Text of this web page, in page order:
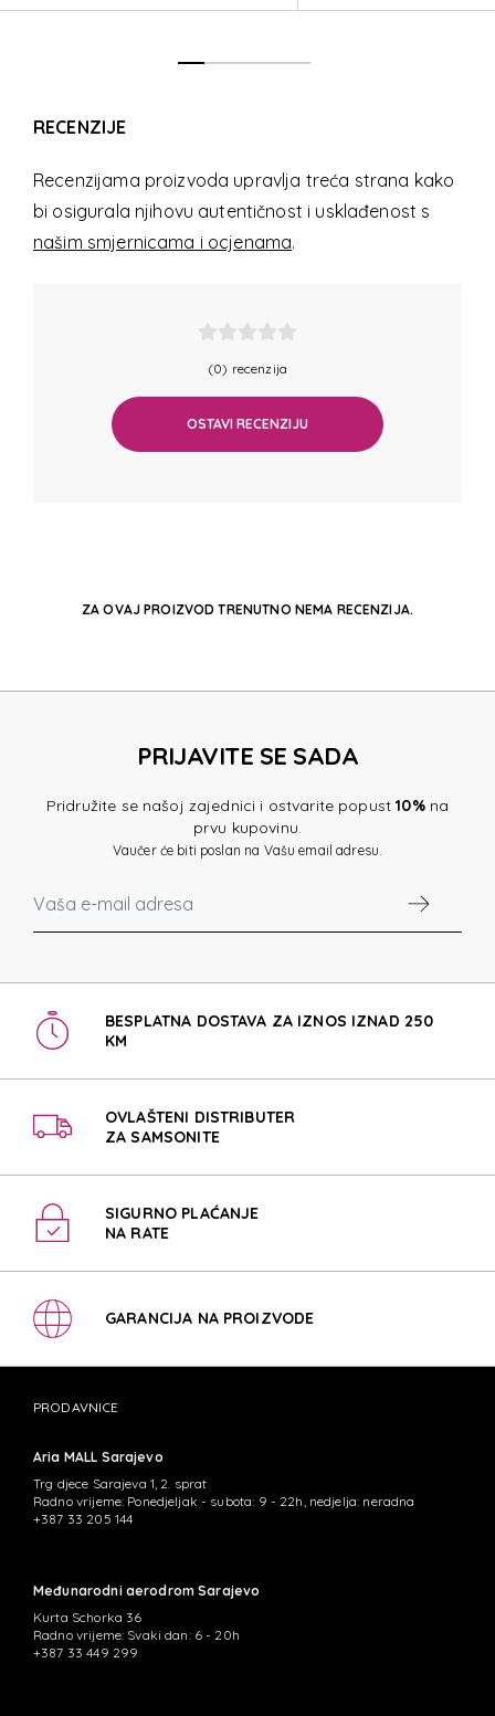
RECENZIJE
Recenzijama proizvoda upravlja treća strana kako
bi osigurala njihovu autentičnost i usklađenost s
našim smjernicama i ocjenama.
(0) recenzija
OSTAVI RECENZIJU
ZA OVAJ PROIZVOD TRENUTNO NEMA RECENZIJA.
PRIJAVITE SE SADA
Pridružite se našoj zajednici i ostvarite popust10%na
prvu kupovinu.
Vaučer će biti poslan na Vašu email adresu.
BESPLATNA DOSTAVA ZA IZNOS IZNAD 250
KM
OVLAŠTENI DISTRIBUTER
ZA SAMSONITE
SIGURNO PLAĆANJE
NA RATE
GARANCIJA NA PROIZVODE
PRODAVNICE
Aria MALL Sarajevo
Trg djece Sarajeva 1, 2. sprat
Radno vrijeme: Ponedjeljak - subota: 9 - 22h, nedjelja: neradna
+387 33 205 144
Međunarodni aerodrom Sarajevo
Kurta Schorka 36
Radno vrijeme: Svaki dan: 6 - 20h
+387 33 449 299